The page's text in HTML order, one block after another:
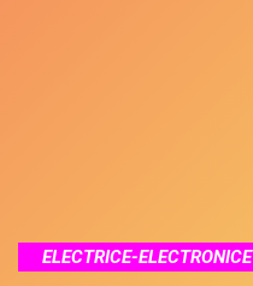
ELECTRICE-ELECTRONICE